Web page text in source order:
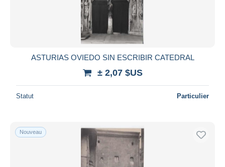
Appliquer
ASTURIAS OVIEDO SIN ESCRIBIR CATEDRAL
± 2,07 $US
Statut Particulier
Nouveau